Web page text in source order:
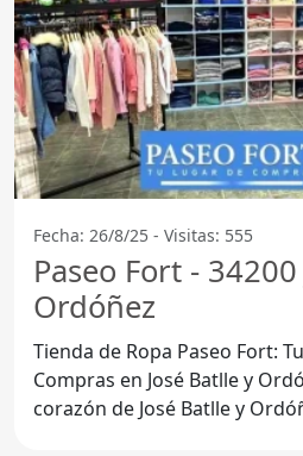
Fecha: 26/8/25 - Visitas: 555
Paseo Fort -
Ordóñez
Tienda de Ropa Paseo Fort:
Compras en José Batlle y Ordóñez
corazón de José Batlle y